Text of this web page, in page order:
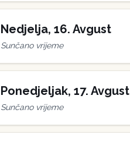
Nedjelja, 16. Avgust
Sunčano vrijeme
Ponedjeljak, 17. Avgust
Sunčano vrijeme